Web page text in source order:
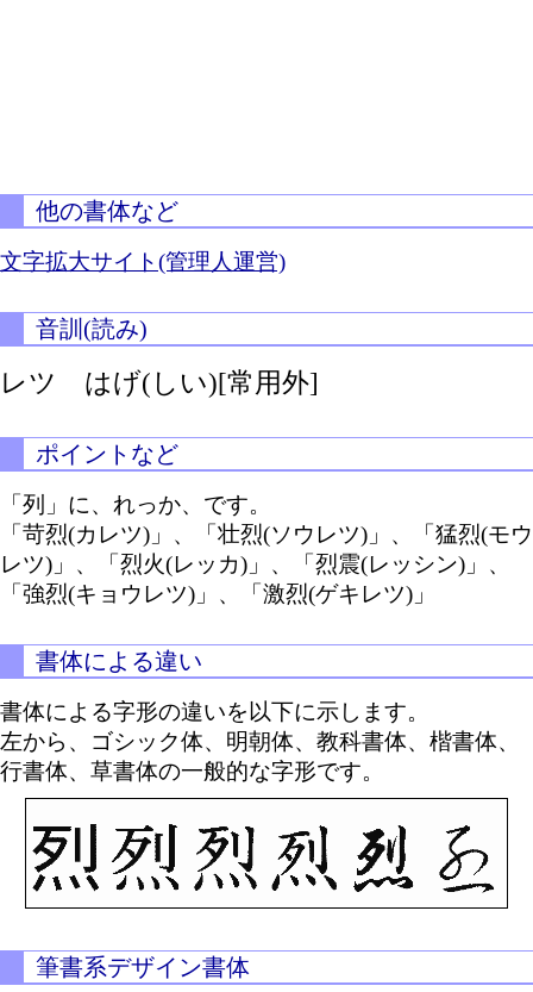
他の書体など
文字拡大サイト(管理人運営)
音訓(読み)
レツ はげ(しい)[常用外]
ポイントなど
「列」に、れっか、です。
「苛烈(カレツ)」、「壮烈(ソウレツ)」、「猛烈(モウ
レツ)」、「烈火(レッカ)」、「烈震(レッシン)」、
「強烈(キョウレツ)」、「激烈(ゲキレツ)」
書体による違い
書体による字形の違いを以下に示します。
左から、ゴシック体、明朝体、教科書体、楷書体、
行書体、草書体の一般的な字形です。
筆書系デザイン書体